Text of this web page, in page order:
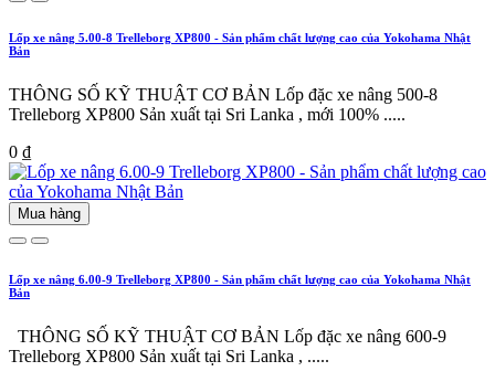
Lốp xe nâng 5.00-8 Trelleborg XP800 - Sản phẩm chất lượng cao của Yokohama Nhật
Bản
THÔNG SỐ KỸ THUẬT CƠ BẢN Lốp đặc xe nâng 500-8
Trelleborg XP800 Sản xuất tại Sri Lanka , mới 100% .....
0 ₫
Mua hàng
Lốp xe nâng 6.00-9 Trelleborg XP800 - Sản phẩm chất lượng cao của Yokohama Nhật
Bản
THÔNG SỐ KỸ THUẬT CƠ BẢN Lốp đặc xe nâng 600-9
Trelleborg XP800 Sản xuất tại Sri Lanka , .....